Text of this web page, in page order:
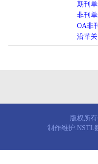
期刊
非刊
OA非
沿革
版权所
制作维护:NSTL